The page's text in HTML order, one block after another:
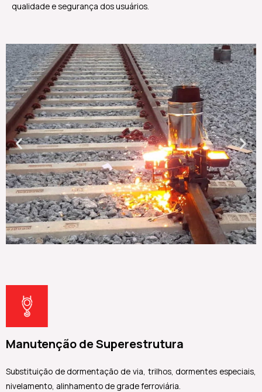
qualidade e segurança dos usuários.
Manutenção de Superestrutura
Substituição de dormentação de via, trilhos, dormentes especiais,
nivelamento, alinhamento de grade ferroviária.